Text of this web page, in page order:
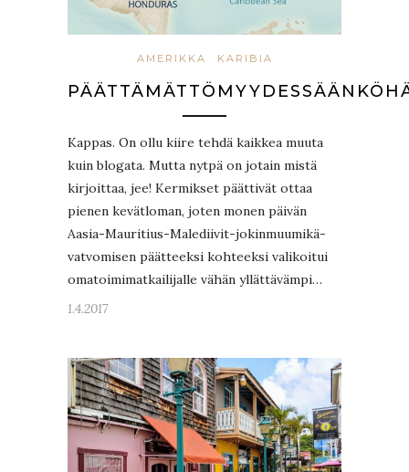
AMERIKKA KARIBIA
Kappas. On ollu kiire tehdä kaikkea muuta
kuin blogata. Mutta nytpä on jotain mistä
kirjoittaa, jee! Kermikset päättivät ottaa
pienen kevätloman, joten monen päivän
Aasia-Mauritius-Malediivit-jokinmuumikä-
vatvomisen päätteeksi kohteeksi valikoitui
omatoimimatkailijalle vähän yllättävämpi…
1.4.2017